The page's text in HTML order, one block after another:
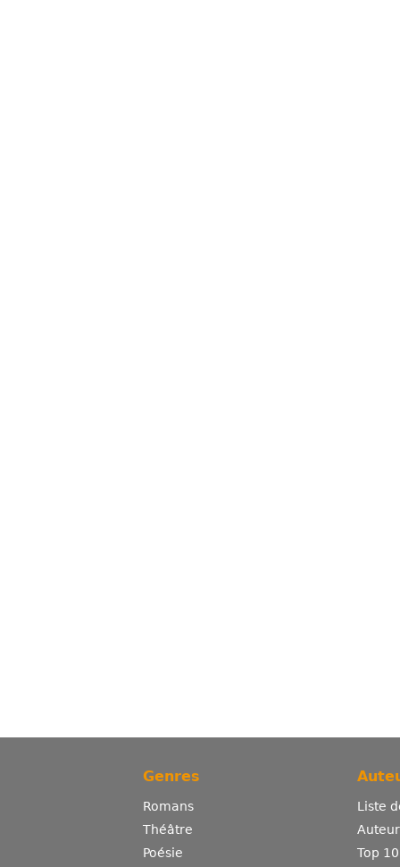
Genres
Romans
Théâtre
Poésie
Liste
Top